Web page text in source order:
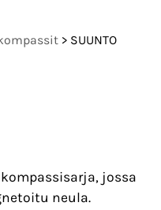
> SUUNTO
jossa
neula.